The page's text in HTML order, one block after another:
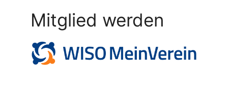
Mitglied werden